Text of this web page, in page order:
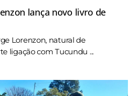
lança novo livro de
Lorenzon, natural de
ligação com Tucundu ...